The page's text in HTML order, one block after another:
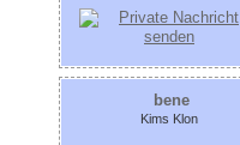
bene
Kims Klon